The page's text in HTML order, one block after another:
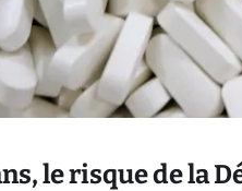
le risque de la